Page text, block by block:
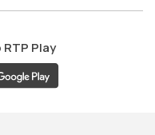
RTP Play